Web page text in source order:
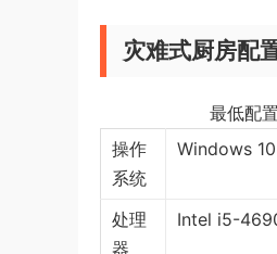
灾难式厨房配
最
操作
系统
Windows
处理
器
Intel i5-